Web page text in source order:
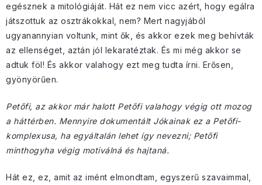
egésznek a mitológiáját. Hát ez nem vicc azért, hogy egálra
játszottuk az osztrákokkal, nem? Mert nagyjából
ugyanannyian voltunk, mint ők, és akkor ezek meg behívták
az ellenséget, aztán jól lekaratéztak. És mi még akkor se
adtuk föl! És akkor valahogy ezt meg tudta írni. Erősen,
gyönyörűen.
Petőfi, az akkor már halott Petőfi valahogy végig ott mozog
a háttérben. Mennyire dokumentált Jókainak ez a Petőfi-
komplexusa, ha egyáltalán lehet így nevezni; Petőfi
minthogyha végig motiválná és hajtaná.
Hát ez, ez, amit az imént elmondtam, egyszerű szavaimmal,